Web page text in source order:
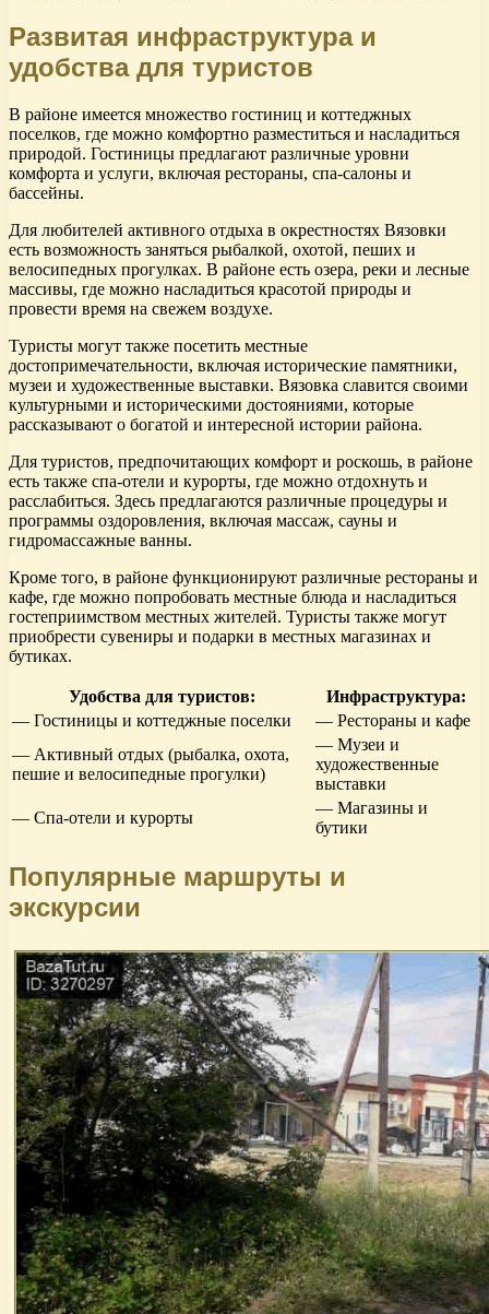
Развитая инфраструктура и
удобства для туристов
В районе имеется множество гостиниц и коттеджных
поселков, где можно комфортно разместиться и насладиться
природой. Гостиницы предлагают различные уровни
комфорта и услуги, включая рестораны, спа-салоны и
бассейны.
Для любителей активного отдыха в окрестностях Вязовки
есть возможность заняться рыбалкой, охотой, пеших и
велосипедных прогулках. В районе есть озера, реки и лесные
массивы, где можно насладиться красотой природы и
провести время на свежем воздухе.
Туристы могут также посетить местные
достопримечательности, включая исторические памятники,
музеи и художественные выставки. Вязовка славится своими
культурными и историческими достояниями, которые
рассказывают о богатой и интересной истории района.
Для туристов, предпочитающих комфорт и роскошь, в районе
есть также спа-отели и курорты, где можно отдохнуть и
расслабиться. Здесь предлагаются различные процедуры и
программы оздоровления, включая массаж, сауны и
гидромассажные ванны.
Кроме того, в районе функционируют различные рестораны и
кафе, где можно попробовать местные блюда и насладиться
гостеприимством местных жителей. Туристы также могут
приобрести сувениры и подарки в местных магазинах и
бутиках.
Удобства для туристов:
Инфраструктура:
— Гостиницы и коттеджные поселки
— Рестораны и кафе
— Активный отдых (рыбалка, охота,
пешие и велосипедные прогулки)
— Музеи и
художественные
выставки
— Спа-отели и курорты
— Магазины и
бутики
Популярные маршруты и
экскурсии